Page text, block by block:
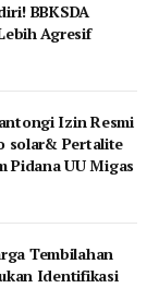
BBKSDA
Agresif
Izin Resmi
solar& Pertalite
Pidana UU Migas
Tembilahan
Identifikasi